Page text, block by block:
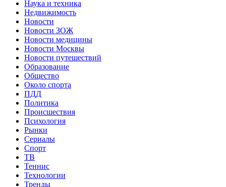
Наука и техника
Недвижимость
Новости
Новости ЗОЖ
Новости медицины
Новости Москвы
Новости путешествий
Образование
Общество
Около спорта
ПДД
Политика
Происшествия
Психология
Рынки
Сериалы
Спорт
ТВ
Теннис
Технологии
Тренды